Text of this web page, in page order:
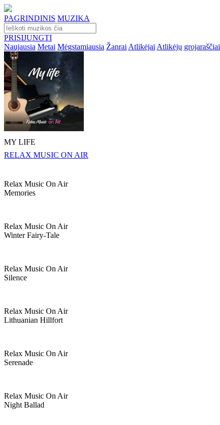
PAGRINDINIS MUZIKA
PRISIJUNGTI
Naujausia Metai Mėgstamiausia Žanrai Atlikėjai Atlikėjų grojaraščiai
MY LIFE
RELAX MUSIC ON AIR
Relax Music On Air
Memories
Relax Music On Air
Winter Fairy-Tale
Relax Music On Air
Silence
Relax Music On Air
Lithuanian Hillfort
Relax Music On Air
Serenade
Relax Music On Air
Night Ballad